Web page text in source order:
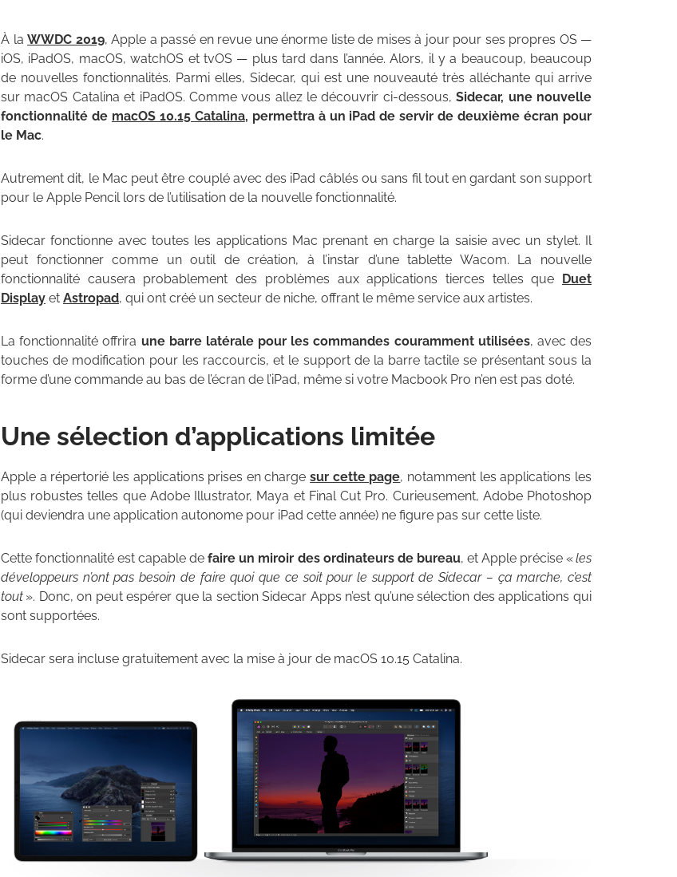
À la WWDC 2019, Apple a passé en revue une énorme liste de mises à jour pour ses propres OS —
iOS, iPadOS, macOS, watchOS et tvOS — plus tard dans l’année. Alors, il y a beaucoup, beaucoup
de nouvelles fonctionnalités. Parmi elles, Sidecar, qui est une nouveauté très alléchante qui arrive
sur macOS Catalina et iPadOS. Comme vous allez le découvrir ci-dessous,Sidecar, une nouvelle
fonctionnalité de macOS 10.15 Catalina, permettra à un iPad de servir de deuxième écran pour
le Mac.
Autrement dit, le Mac peut être couplé avec des iPad câblés ou sans fil tout en gardant son support
pour le Apple Pencil lors de l’utilisation de la nouvelle fonctionnalité.
Sidecar fonctionne avec toutes les applications Mac prenant en charge la saisie avec un stylet. Il
peut fonctionner comme un outil de création, à l’instar d’une tablette Wacom. La nouvelle
fonctionnalité causera probablement des problèmes aux applications tierces telles que Duet
Display et Astropad, qui ont créé un secteur de niche, offrant le même service aux artistes.
La fonctionnalité offrira une barre latérale pour les commandes couramment utilisées, avec des
touches de modification pour les raccourcis, et le support de la barre tactile se présentant sous la
forme d’une commande au bas de l’écran de l’iPad, même si votre Macbook Pro n’en est pas doté.
Une sélection d’applications limitée
Apple a répertorié les applications prises en chargesur cette page, notamment les applications les
plus robustes telles que Adobe Illustrator, Maya et Final Cut Pro. Curieusement, Adobe Photoshop
(qui deviendra une application autonome pour iPad cette année) ne figure pas sur cette liste.
Cette fonctionnalité est capable defaire un miroir des ordinateurs de bureau, et Apple précise «les
développeurs n’ont pas besoin de faire quoi que ce soit pour le support de Sidecar – ça marche, c’est
tout ». Donc, on peut espérer que la section Sidecar Apps n’est qu’une sélection des applications qui
sont supportées.
Sidecar sera incluse gratuitement avec la mise à jour de macOS 10.15 Catalina.